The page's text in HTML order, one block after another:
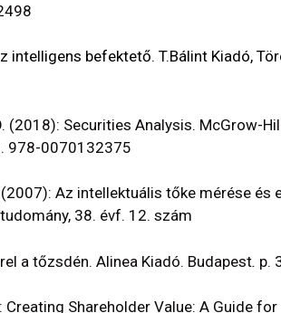
intelligens befektető. T.Bálint Kiadó,
(2018): Securities Analysis. McGrow-
978-0070132375
(2007): Az intellektuális tőke mérése
38. évf. 12. szám
a tőzsdén. Alinea Kiadó. Budapest. p.
Creating Shareholder Value: A Guide